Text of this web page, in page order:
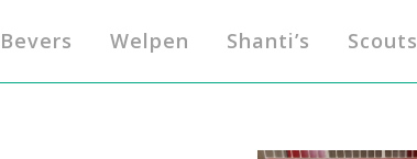
Bevers Welpen Shanti’s Scouts